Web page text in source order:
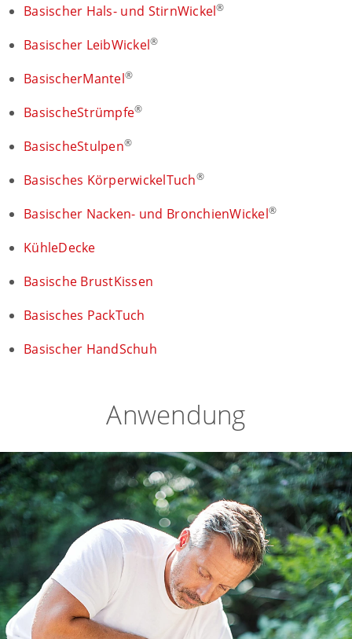
Basischer Hals- und StirnWickel®
Basischer LeibWickel®
BasischerMantel®
BasischeStrümpfe®
BasischeStulpen®
Basisches KörperwickelTuch®
Basischer Nacken- und BronchienWickel®
KühleDecke
Basische BrustKissen
Basisches PackTuch
Basischer HandSchuh
Anwendung